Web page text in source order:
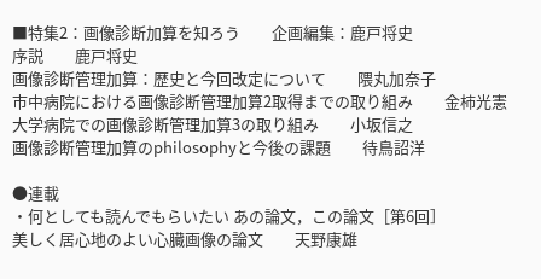
■特集2：画像診断加算を知ろう 企画編集：鹿戸将史
序説 鹿戸将史
画像診断管理加算：歴史と今回改定について 隈丸加奈子
市中病院における画像診断管理加算2取得までの取り組み 金柿光憲
大学病院での画像診断管理加算3の取り組み 小坂信之
画像診断管理加算のphilosophyと今後の課題 待鳥詔洋
●連載
・何としても読んでもらいたい あの論文，この論文［第6回］
美しく居心地のよい心臓画像の論文 天野康雄